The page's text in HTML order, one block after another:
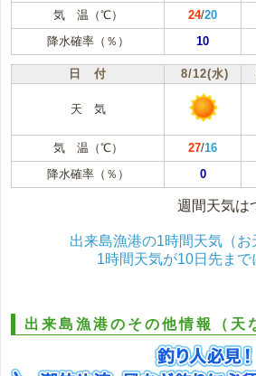
気 温（℃） 24/20
降水確率（％）
10
日 付 8/12(水)
天 気
気 温（℃） 27/16
降水確率（％）
0
週間天気は
出来島漁港の1時間天気（お
1時間天気が10日先まで
出来島漁港のその他情報（天